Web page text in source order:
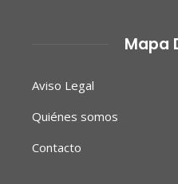
Mapa
Aviso Legal
Quiénes somos
Contacto